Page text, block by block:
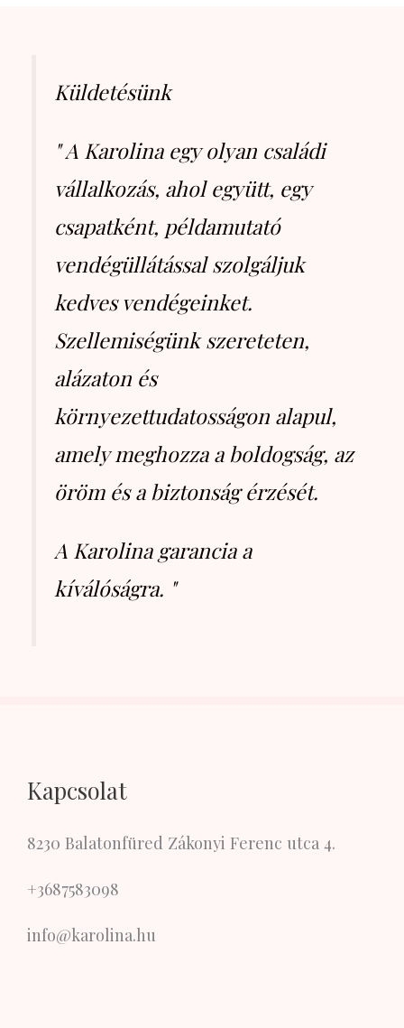
Küldetésünk
" A Karolina egy olyan családi
vállalkozás, ahol együtt, egy
csapatként, példamutató
vendégüllátással szolgáljuk
kedves vendégeinket.
Szellemiségünk szereteten,
alázaton és
környezettudatosságon alapul,
amely meghozza a boldogság, az
öröm és a biztonság érzését.
A Karolina garancia a
kíválóságra. "
Kapcsolat
8230 Balatonfüred Zákonyi Ferenc utca 4.
+3687583098
info@karolina.hu